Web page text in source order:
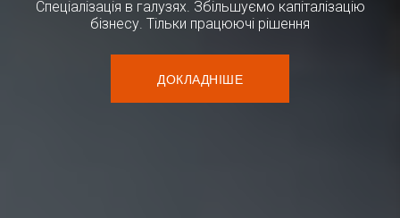
Спеціалізація в галузях. Збільшуємо капіталізацію
бізнесу. Тільки працюючі рішення
ДОКЛАДНІШЕ